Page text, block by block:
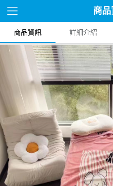
商
商品資訊 詳細介紹